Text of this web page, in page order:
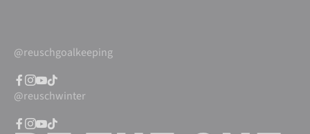
@reuschgoalkeeping
@reuschwinter